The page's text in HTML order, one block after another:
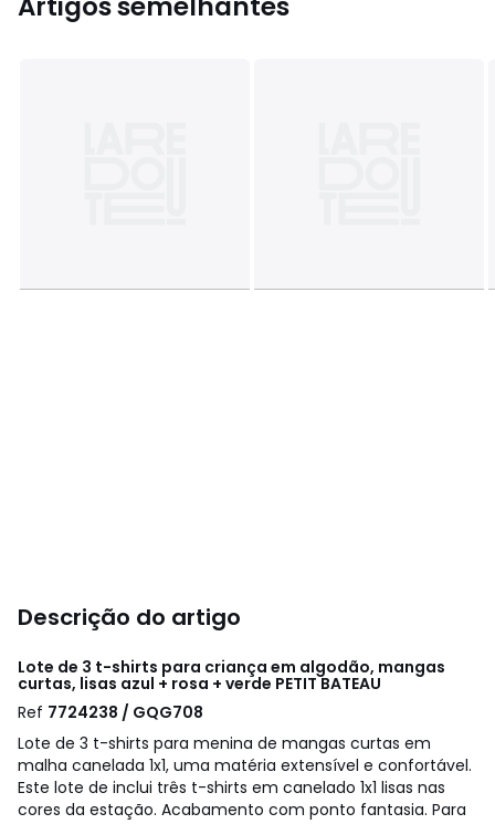
Descrição do artigo
Lote de 3 t-shirts para criança em algodão, mangas
curtas, lisas azul + rosa + verde PETIT BATEAU
Ref 7724238 / GQG708
Lote de 3 t-shirts para menina de mangas curtas em
malha canelada 1x1, uma matéria extensível e confortável.
Este lote de inclui três t-shirts em canelado 1x1 lisas nas
cores da estação. Acabamento com ponto fantasia. Para